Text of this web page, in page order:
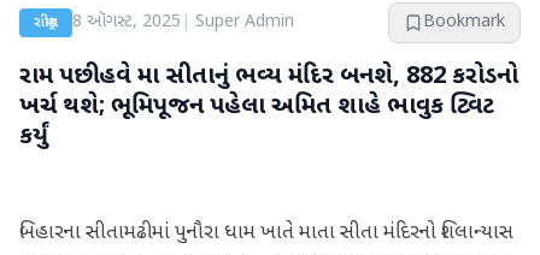
રાષ્ટ્રીય 8 ઑગસ્ટ, 2025 Super Admin Bookmark
રામ પછી હવે મા સીતાનું ભવ્ય મંદિર બનશે, 882 કરોડનો
ખર્ચ થશે; ભૂમિપૂજન પહેલા અમિત શાહે ભાવુક ટ્વિટ
કર્યું
બિહારના સીતામઢીમાં પુનૌરા ધામ ખાતે માતા સીતા મંદિરનો શિલાન્યાસ